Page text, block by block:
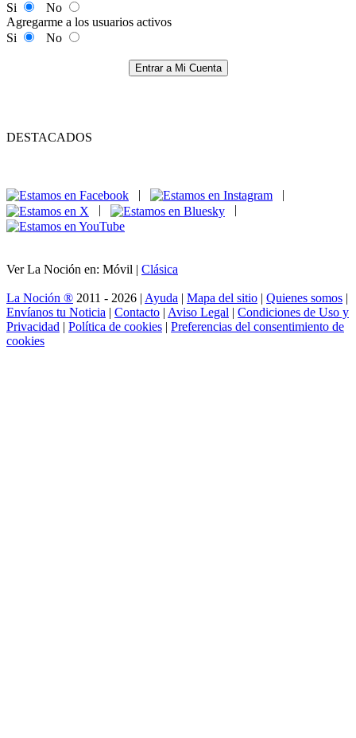
Si
No
Agregarme a los usuarios activos
Si
No
Entrar a Mi Cuenta
DESTACADOS
|
|
|
|
Ver La Noción en: Móvil | Clásica
La Noción ® 2011 - 2026 | Ayuda | Mapa del sitio | Quienes somos |
Envíanos tu Noticia | Contacto | Aviso Legal | Condiciones de Uso y
Privacidad | Política de cookies | Preferencias del consentimiento de
cookies